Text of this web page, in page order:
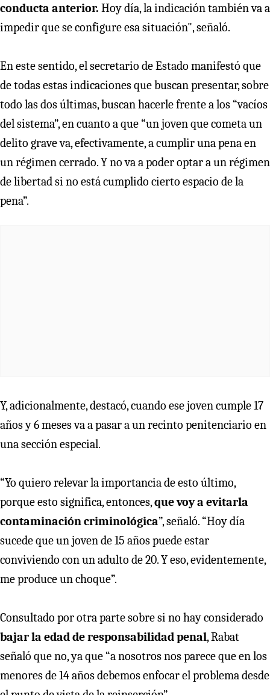
conducta anterior. Hoy día, la indicación también va a
impedir que se configure esa situación", señaló.
En este sentido, el secretario de Estado manifestó que
de todas estas indicaciones que buscan presentar, sobre
todo las dos últimas, buscan hacerle frente a los “vacíos
del sistema”, en cuanto a que “un joven que cometa un
delito grave va, efectivamente, a cumplir una pena en
un régimen cerrado. Y no va a poder optar a un régimen
de libertad si no está cumplido cierto espacio de la
pena”.
Y, adicionalmente, destacó, cuando ese joven cumple 17
años y 6 meses va a pasar a un recinto penitenciario en
una sección especial.
“Yo quiero relevar la importancia de esto último,
porque esto significa, entonces,que voy a evitarla
contaminación criminológica”, señaló. “Hoy día
sucede que un joven de 15 años puede estar
conviviendo con un adulto de 20. Y eso, evidentemente,
me produce un choque”.
Consultado por otra parte sobre si no hay considerado
bajar la edad de responsabilidad penal, Rabat
señaló que no, ya que “a nosotros nos parece que en los
menores de 14 años debemos enfocar el problema desde